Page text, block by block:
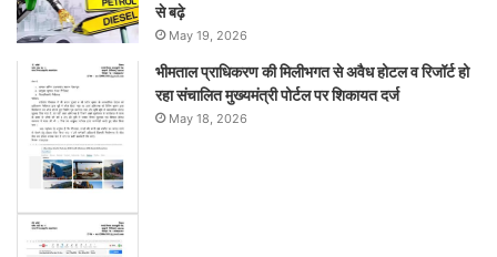
से बढ़े
May 19, 2026
भीमताल प्राधिकरण की मिलीभगत से अवैध होटल व रिजॉर्ट हो
रहा संचालित मुख्यमंत्री पोर्टल पर शिकायत दर्ज
May 18, 2026